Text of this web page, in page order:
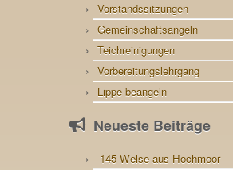
Vorstandssitzungen
Gemeinschaftsangeln
Teichreinigungen
Vorbereitungslehrgang
Lippe beangeln
Neueste Beiträge
145 Welse aus Hochmoor